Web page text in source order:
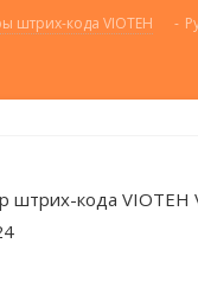
штрих-кода VIOTEH -
штрих-кода VIOTEH